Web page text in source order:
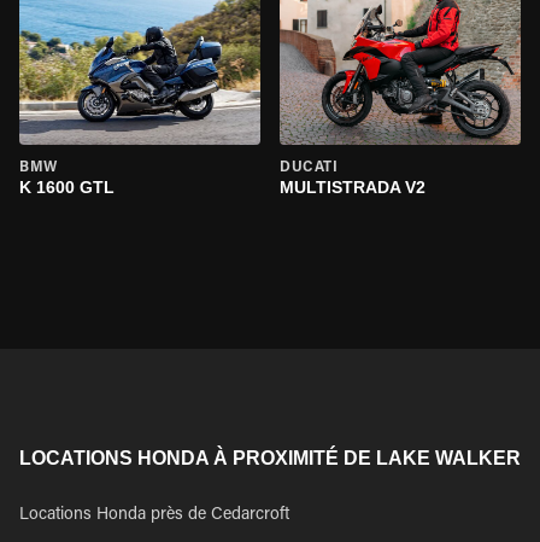
BMW
K 1600 GTL
DUCATI
MULTISTRADA V2
LOCATIONS HONDA À PROXIMITÉ DE LAKE WALKER
Locations Honda près de Cedarcroft